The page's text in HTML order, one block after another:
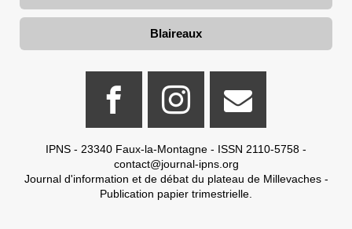
Blaireaux
IPNS - 23340 Faux-la-Montagne - ISSN 2110-5758 -
contact@journal-ipns.org
Journal d'information et de débat du plateau de Millevaches -
Publication papier trimestrielle.